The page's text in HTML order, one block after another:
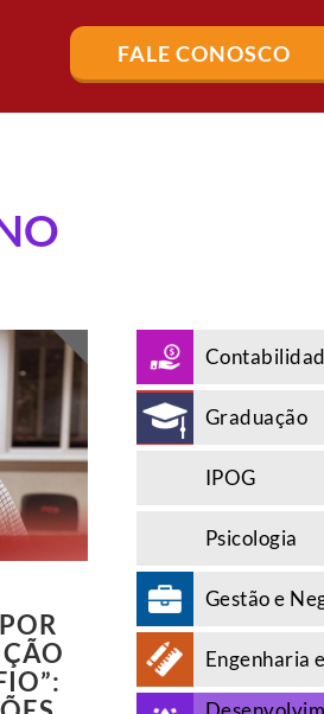
FALE CONOSCO
Graduação
IPOG
Psicologia
Gestão e
Engenharia